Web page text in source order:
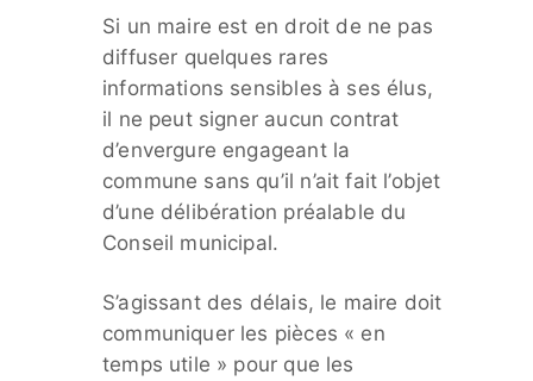
Si un maire est en droit de ne pas
diffuser quelques rares
informations sensibles à ses élus,
il ne peut signer aucun contrat
d’envergure engageant la
commune sans qu’il n’ait fait l’objet
d’une délibération préalable du
Conseil municipal.
S’agissant des délais, le maire doit
communiquer les pièces « en
temps utile » pour que les